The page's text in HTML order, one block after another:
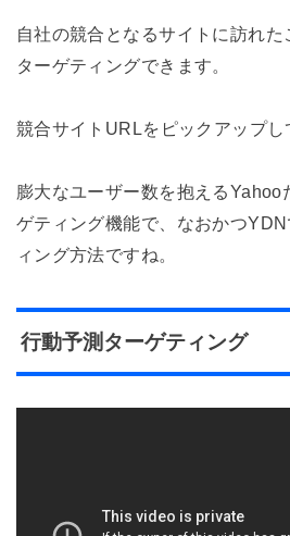
自社の競合となるサイトに訪れ
ターゲティングできます。
競合サイトURLをピックアップし
膨大なユーザー数を抱えるYahoo
ゲティング機能で、なおかつ
ィング方法ですね。
行動予測ターゲティング